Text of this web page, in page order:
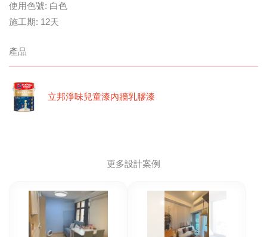
使用色號: 白色
施工期: 12天
產品
立邦淨味兒童漆內牆乳膠漆
更多設計案例